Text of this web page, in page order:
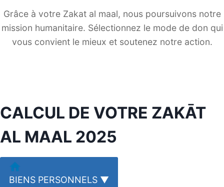
Grâce à votre Zakat al maal, nous poursuivons notre
mission humanitaire. Sélectionnez le mode de don qui
vous convient le mieux et soutenez notre action.
CALCUL DE VOTRE ZAKĀT
AL MAAL 2025
BIENS PERSONNELS ▼